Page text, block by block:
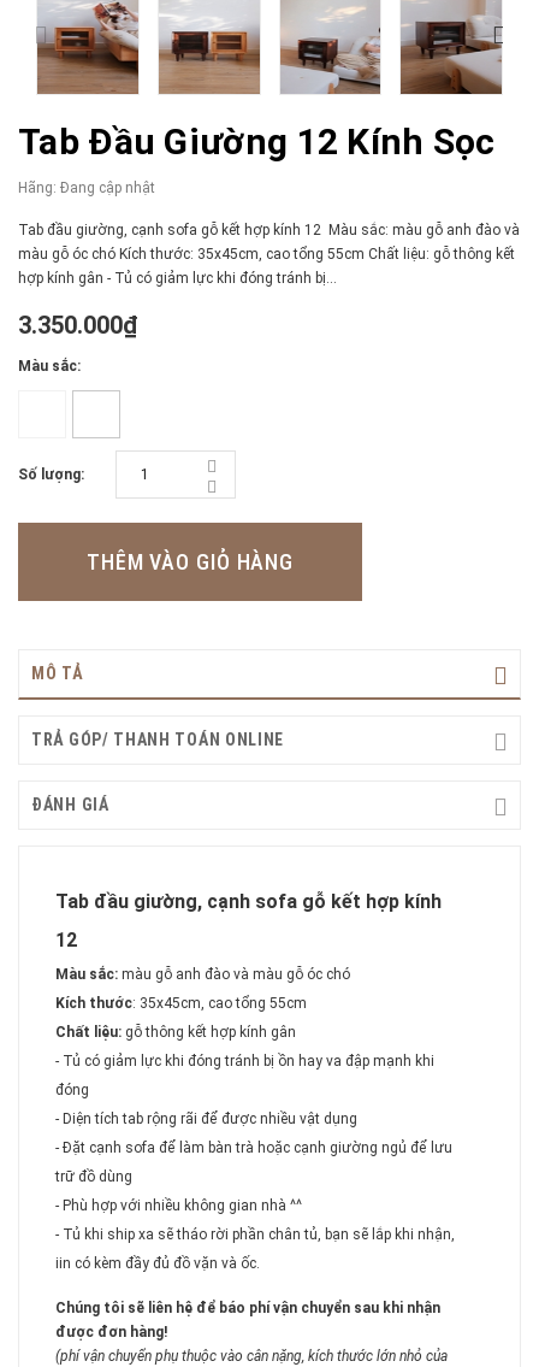
Tab Đầu Giường 12 Kính Sọc
Hãng: Đang cập nhật
Tab đầu giường, cạnh sofa gỗ kết hợp kính 12 Màu sắc: màu gỗ anh đào và
màu gỗ óc chó Kích thước: 35x45cm, cao tổng 55cm Chất liệu: gỗ thông kết
hợp kính gân - Tủ có giảm lực khi đóng tránh bị...
3.350.000₫
Màu sắc:
Số lượng:
THÊM VÀO GIỎ HÀNG
MÔ TẢ
TRẢ GÓP/ THANH TOÁN ONLINE
ĐÁNH GIÁ
Tab đầu giường, cạnh sofa gỗ kết hợp kính
12
Màu sắc: màu gỗ anh đào và màu gỗ óc chó
Kích thước: 35x45cm, cao tổng 55cm
Chất liệu: gỗ thông kết hợp kính gân
- Tủ có giảm lực khi đóng tránh bị ồn hay va đập mạnh khi
đóng
- Diện tích tab rộng rãi để được nhiều vật dụng
- Đặt cạnh sofa để làm bàn trà hoặc cạnh giường ngủ để lưu
trữ đồ dùng
- Phù hợp với nhiều không gian nhà ^^
- Tủ khi ship xa sẽ tháo rời phần chân tủ, bạn sẽ lắp khi nhận,
iin có kèm đầy đủ đồ vặn và ốc.
Chúng tôi sẽ liên hệ để báo phí vận chuyển sau khi nhận
được đơn hàng!
(phí vận chuyển phụ thuộc vào cân nặng, kích thước lớn nhỏ của